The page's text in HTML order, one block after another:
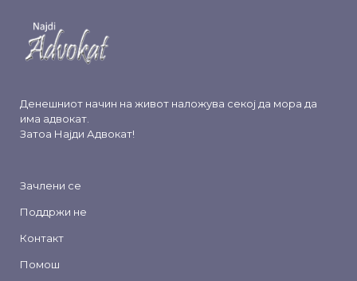
Денешниот начин на живот наложува секој да мора да
има адвокат.
Затоа Најди Адвокат!
Зачлени се
Поддржи не
Контакт
Помош